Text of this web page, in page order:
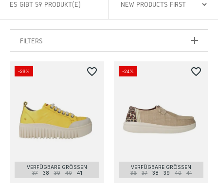
ES GIBT 59 PRODUKT(E)
FILTERS
VERFÜGBARE GRÖSSEN
37
38 39 40 41
-29% favorite_border
VERFÜGBARE GRÖSSEN
36
37 38 39 40 41
-24% favorite_border